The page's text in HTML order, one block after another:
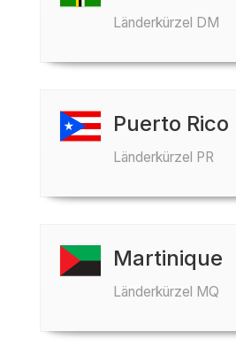
Länderkürzel DM
Puerto Rico
Länderkürzel PR
Martinique
Länderkürzel MQ